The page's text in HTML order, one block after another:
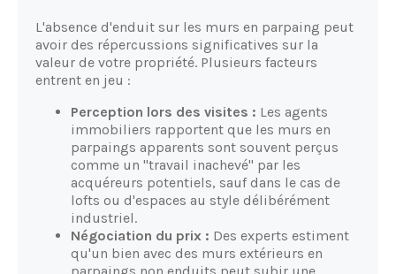
L'absence d'enduit sur les murs en parpaing peut
avoir des répercussions significatives sur la
valeur de votre propriété. Plusieurs facteurs
entrent en jeu :
Perception lors des visites : Les agents
immobiliers rapportent que les murs en
parpaings apparents sont souvent perçus
comme un "travail inachevé" par les
acquéreurs potentiels, sauf dans le cas de
lofts ou d'espaces au style délibérément
industriel.
Négociation du prix : Des experts estiment
qu'un bien avec des murs extérieurs en